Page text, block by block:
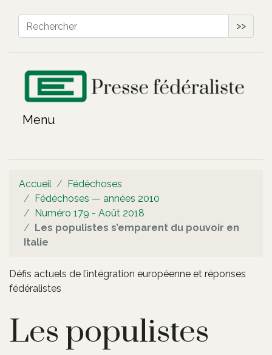
>>
Accueil
Fédéchoses
Fédéchoses — années 2010
Numéro 179 - Août 2018
Les populistes s’emparent du pouvoir en
Italie
Défis actuels de l’intégration européenne et réponses
fédéralistes
Les populistes